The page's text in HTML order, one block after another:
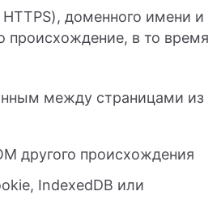
доменного имени и
происхождение, в то время
между страницами из
другого происхождения
IndexedDB или